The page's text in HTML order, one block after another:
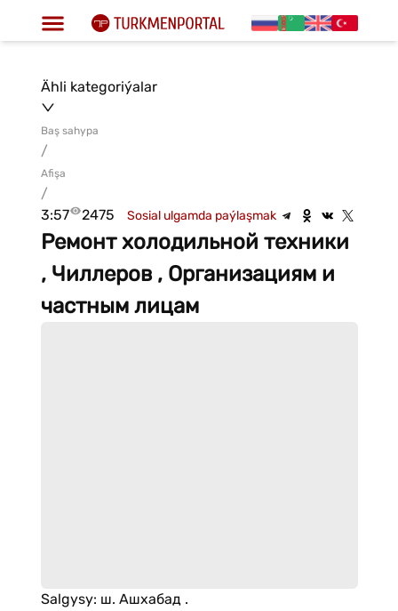
Ähli kategoriýalar
Baş sahypa
/
Afişa
/
3:57
2475 Sosial ulgamda paýlaşmak
Ремонт холодильной техники
, Чиллеров , Организациям и
частным лицам
Salgysy: ш. Ашхабад .